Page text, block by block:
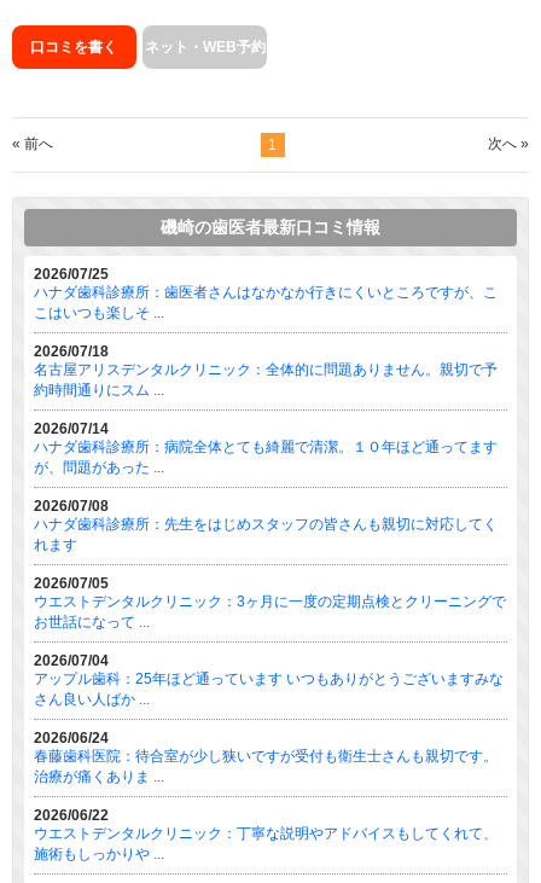
口コミを書く ネット・WEB予約
« 前へ 1 次へ »
磯崎の歯医者最新口コミ情報
2026/07/25
ハナダ歯科診療所：歯医者さんはなかなか行きにくいところですが、こ
こはいつも楽しそ ...
2026/07/18
名古屋アリスデンタルクリニック：全体的に問題ありません。親切で予
約時間通りにスム ...
2026/07/14
ハナダ歯科診療所：病院全体とても綺麗で清潔。１０年ほど通ってます
が、問題があった ...
2026/07/08
ハナダ歯科診療所：先生をはじめスタッフの皆さんも親切に対応してく
れます
2026/07/05
ウエストデンタルクリニック：3ヶ月に一度の定期点検とクリーニングで
お世話になって ...
2026/07/04
アップル歯科：25年ほど通っています いつもありがとうございますみな
さん良い人ばか ...
2026/06/24
春藤歯科医院：待合室が少し狭いですが受付も衛生士さんも親切です。
治療が痛くありま ...
2026/06/22
ウエストデンタルクリニック：丁寧な説明やアドバイスもしてくれて、
施術もしっかりや ...